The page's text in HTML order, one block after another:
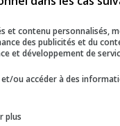
innovation sociale?
et contenu personnalisés,
des publicités et du
et développement de
ou accéder à des
plus